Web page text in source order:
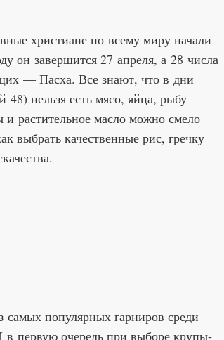
христиане по всему миру начали
он завершится 27 апреля, а 28 числа
— Пасха. Все знают, что в дни
48) нельзя есть мясо, яйца, рыбу
растительное масло можно смело
выбрать качественные рис, гречку
самых популярных гарниров среди
первую очередь при выборе крупы-